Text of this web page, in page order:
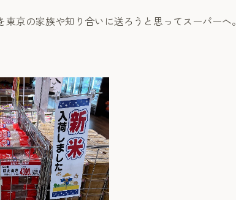
京の家族や知り合いに送ろうと思ってスーパーへ。